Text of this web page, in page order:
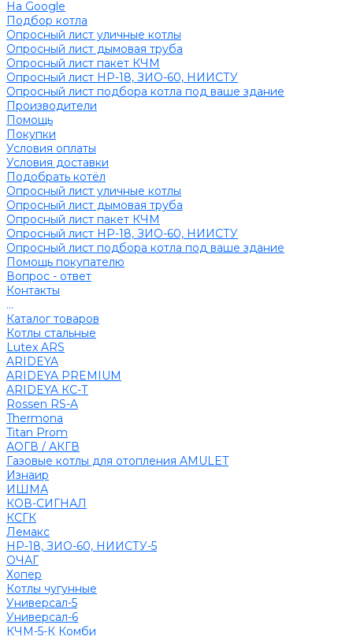
На Google
Подбор котла
Опросный лист уличные котлы
Опросный лист дымовая труба
Опросный лист пакет КЧМ
Опросный лист НР-18, ЗИО-60, НИИСТУ
Опросный лист подбора котла под ваше здание
Производители
Помощь
Покупки
Условия оплаты
Условия доставки
Подобрать котёл
Опросный лист уличные котлы
Опросный лист дымовая труба
Опросный лист пакет КЧМ
Опросный лист НР-18, ЗИО-60, НИИСТУ
Опросный лист подбора котла под ваше здание
Помощь покупателю
Вопрос - ответ
Контакты
...
Каталог товаров
Котлы стальные
Lutex ARS
ARIDEYA
ARIDEYA PREMIUM
ARIDEYA КС-Т
Rossen RS-A
Thermona
Titan Prom
АОГВ / АКГВ
Газовые котлы для отопления AMULET
Изнаир
ИШМА
КОВ-СИГНАЛ
КСГК
Лемакс
НР-18, ЗИО-60, НИИСТУ-5
ОЧАГ
Хопер
Котлы чугунные
Универсал-5
Универсал-6
КЧМ-5-К Комби